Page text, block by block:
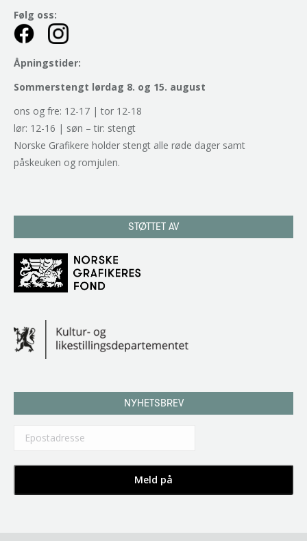
Følg oss:
Åpningstider:
Sommerstengt lørdag 8. og 15. august
ons og fre: 12-17 | tor 12-18
lør: 12-16 | søn – tir: stengt
Norske Grafikere holder stengt alle røde dager samt
påskeuken og romjulen.
STØTTET AV
NYHETSBREV